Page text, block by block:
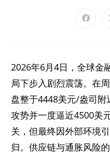
2026年6月4日，全球金
局下步入剧烈震荡。在
盘整于4448美元/盎司
攻势并一度逼近4500美
关，但最终因外部环境
归。供应链与通胀风险